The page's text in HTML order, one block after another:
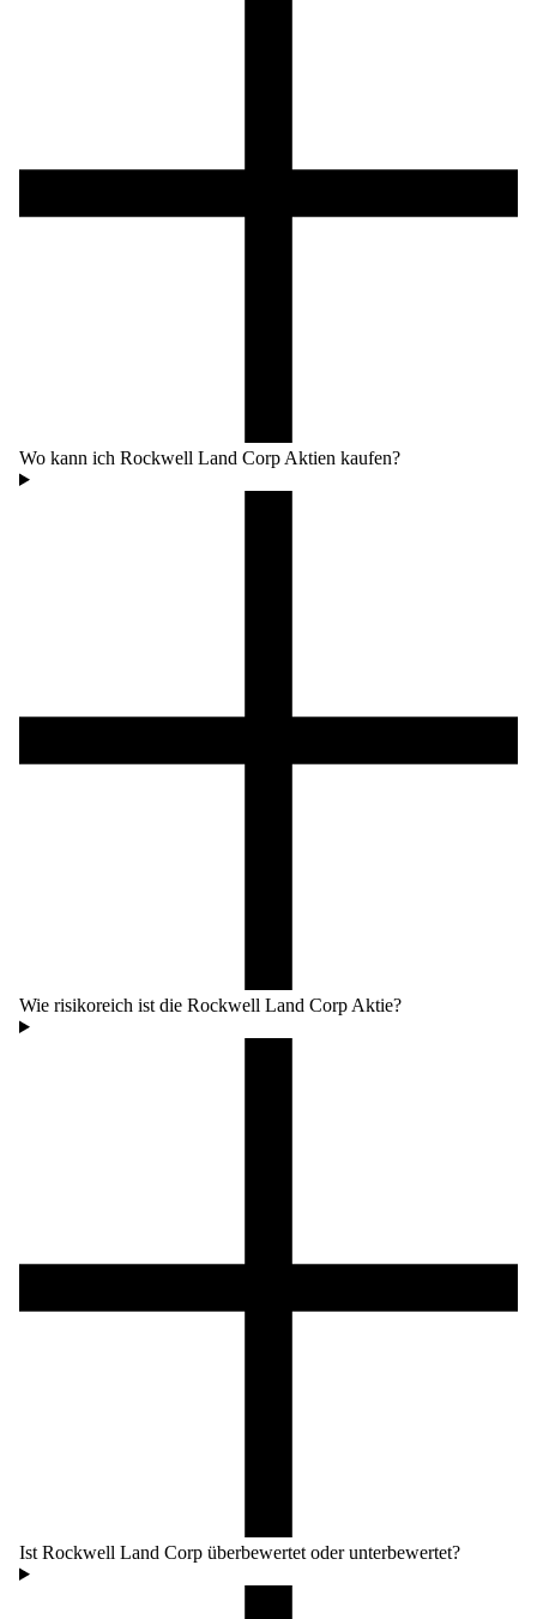
Wo kann ich Rockwell Land Corp Aktien kaufen?
Wie risikoreich ist die Rockwell Land Corp Aktie?
Ist Rockwell Land Corp überbewertet oder unterbewertet?